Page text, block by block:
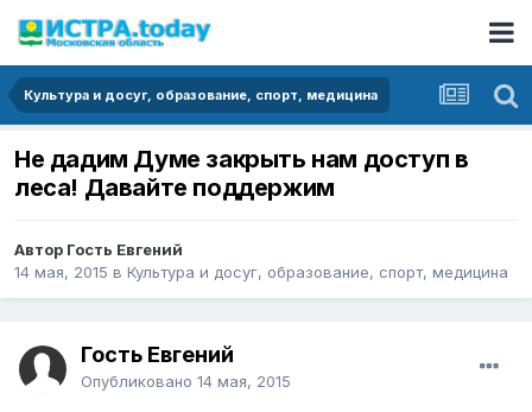
Культура и досуг, образование, спорт, медицина
Не дадим Думе закрыть нам доступ в
леса! Давайте поддержим
Автор Гость Евгений
14 мая, 2015 в Культура и досуг, образование, спорт, медицина
Гость Евгений
Опубликовано 14 мая, 2015